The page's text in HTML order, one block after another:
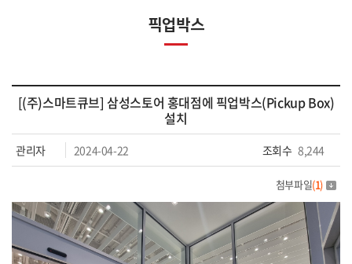
픽업박스
[(주)스마트큐브] 삼성스토어 홍대점에 픽업박스(Pickup Box)
설치
관리자 2024-04-22 조회수 8,244
첨부파일(1)